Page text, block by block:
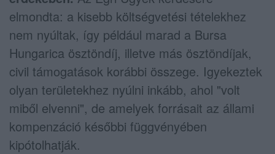
elmondta: a kisebb költségvetési tételekhez
nem nyúltak, így például marad a Bursa
Hungarica ösztöndíj, illetve más ösztöndíjak,
civil támogatások korábbi összege. Igyekeztek
olyan területekhez nyúlni inkább, ahol "volt
miből elvenni", de amelyek forrásait az állami
kompenzáció későbbi függvényében
kipótolhatják.